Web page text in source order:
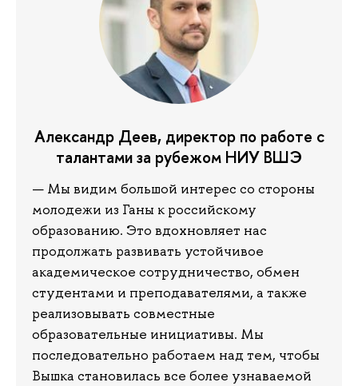
Александр Деев, директор по работе с
талантами за рубежом НИУ ВШЭ
— Мы видим большой интерес со стороны
молодежи из Ганы к российскому
образованию. Это вдохновляет нас
продолжать развивать устойчивое
академическое сотрудничество, обмен
студентами и преподавателями, а также
реализовывать совместные
образовательные инициативы. Мы
последовательно работаем над тем, чтобы
Вышка становилась все более узнаваемой